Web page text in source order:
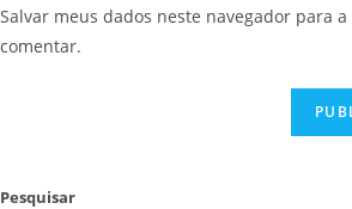
Salvar meus dados neste navegador para
comentar.
Pesquisar